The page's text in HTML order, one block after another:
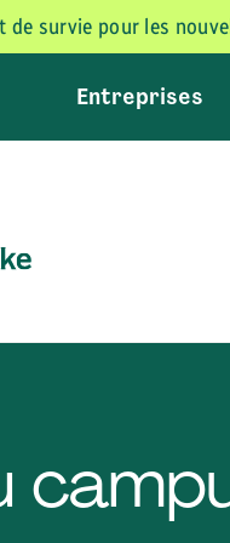
de survie pour les
Entreprises